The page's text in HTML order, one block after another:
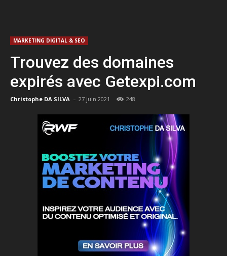
MARKETING DIGITAL & SEO
Trouvez des domaines
expirés avec Getexpi.com
Christophe DA SILVA - 27 juin 2021 248